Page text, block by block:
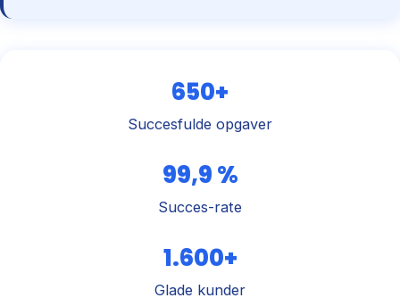
650+
Succesfulde opgaver
99,9 %
Succes-rate
1.600+
Glade kunder